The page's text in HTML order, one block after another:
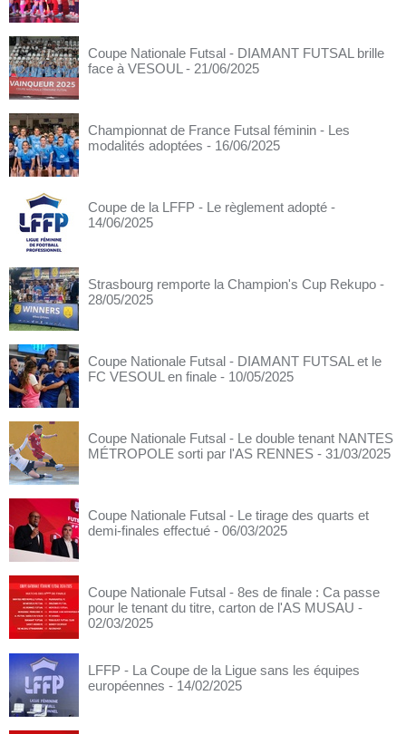
Coupe Nationale Futsal - DIAMANT FUTSAL brille
face à VESOUL - 21/06/2025
Championnat de France Futsal féminin - Les
modalités adoptées - 16/06/2025
Coupe de la LFFP - Le règlement adopté -
14/06/2025
Strasbourg remporte la Champion's Cup Rekupo -
28/05/2025
Coupe Nationale Futsal - DIAMANT FUTSAL et le
FC VESOUL en finale - 10/05/2025
Coupe Nationale Futsal - Le double tenant NANTES
MÉTROPOLE sorti par l'AS RENNES - 31/03/2025
Coupe Nationale Futsal - Le tirage des quarts et
demi-finales effectué - 06/03/2025
Coupe Nationale Futsal - 8es de finale : Ca passe
pour le tenant du titre, carton de l'AS MUSAU -
02/03/2025
LFFP - La Coupe de la Ligue sans les équipes
européennes - 14/02/2025